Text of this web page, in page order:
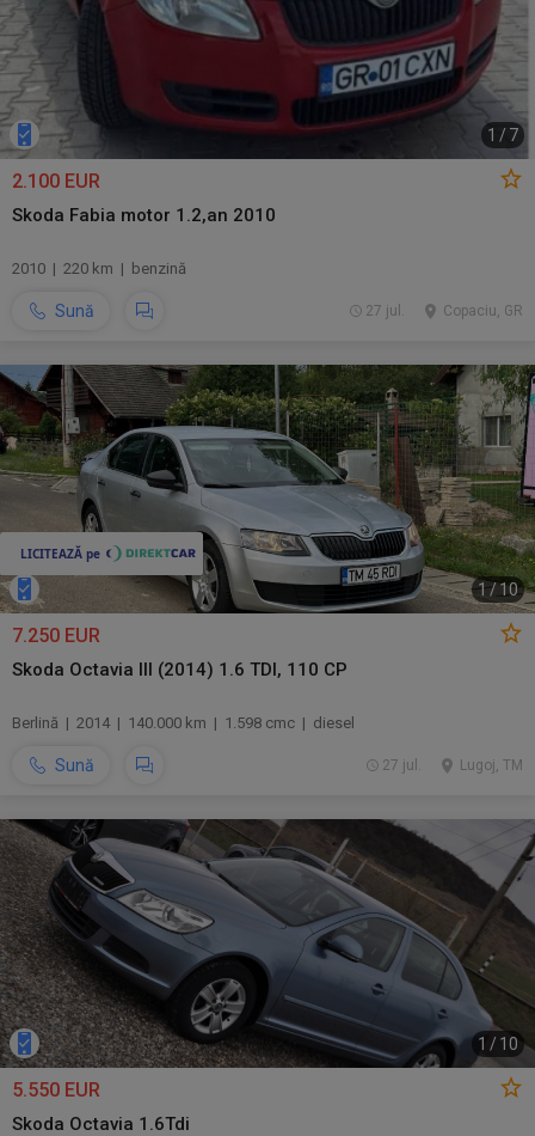
1 /7
2.100 EUR
Skoda Fabia motor 1.2,an 2010
2010 | 220 km | benzină
Sună Copaciu, GR
27 jul.
1 / 10
7.250 EUR
Skoda Octavia III (2014) 1.6 TDI, 110 CP
Berlină | 2014 | 140.000 km | 1.598 cmc | diesel
Sună Lugoj, TM
27 jul.
1 / 10
5.550 EUR
Skoda Octavia 1.6Tdi